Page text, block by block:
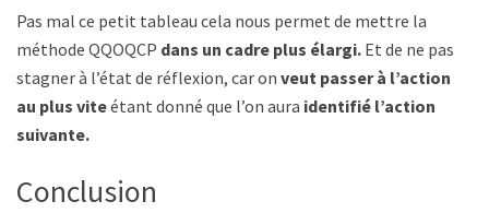
Pas mal ce petit tableau cela nous permet de mettre la
méthode QQOQCP dans un cadre plus élargi. Et de ne pas
stagner à l’état de réflexion, car on veut passer à l’action
au plus viteétant donné que l’on aura identifié l’action
suivante.
Conclusion